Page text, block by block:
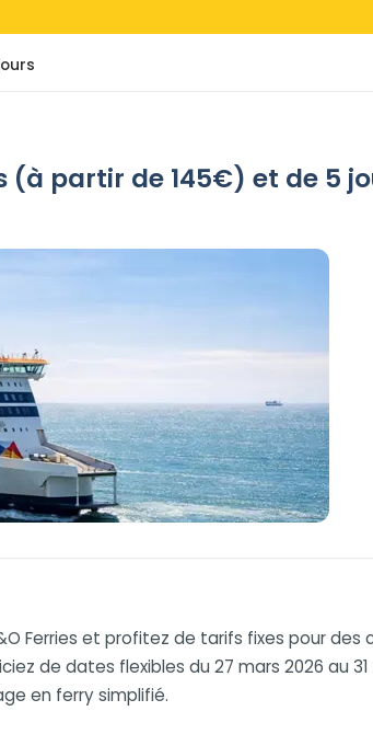
(à partir de 145€) et de 5
Ferries et profitez de tarifs fixes pour
de dates flexibles du 27 mars 2026 au
en ferry simplifié.